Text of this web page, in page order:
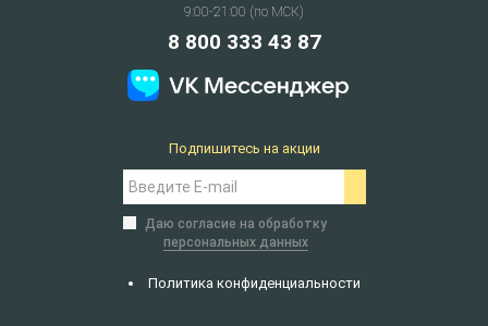
9:00-21:00 (по МСК)
8 800 333 43 87
Политика конфиденциальности
Подпишитесь на акции
Даю согласие на обработку
персональных данных